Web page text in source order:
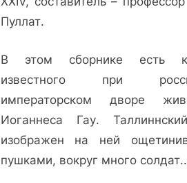
Пуллат.
В этом сборнике есть
известного при
императорском дворе
Иоганнеса Гау.
изображен на ней
пушками, вокруг много